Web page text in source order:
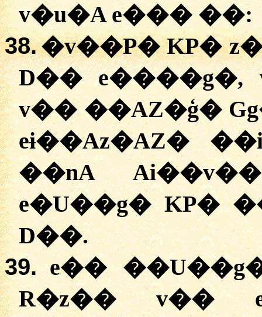
v�u�A e��� ��:
38.�v��P� KP�
D�� e����g�,
v�� ��AZ�ģ�
eɨ��Az�AZ�
��nA
e�U��g� KP�
D��.
39. e��
R�z�� v��